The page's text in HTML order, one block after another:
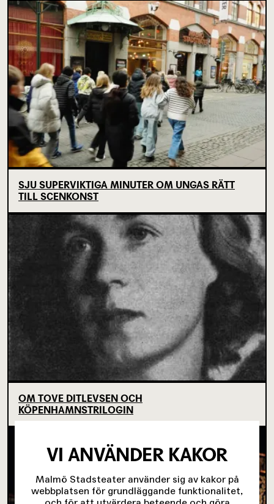
SJU SUPERVIKTIGA MINUTER OM UNGAS RÄTT
TILL SCENKONST
OM TOVE DITLEVSEN OCH
KÖPENHAMNSTRILOGIN
VI ANVÄNDER KAKOR
Malmö Stadsteater använder sig av kakor på
webbplatsen för grundläggande funktionalitet,